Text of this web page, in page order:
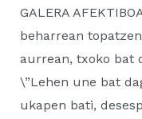
GALERA
beharrean
aurrean, txoko bat
\”Lehen une bat
ukapen bati,